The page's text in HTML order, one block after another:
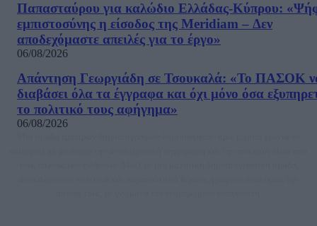
Παπασταύρου για καλώδιο Ελλάδας-Κύπρου:
εμπιστοσύνης η είσοδος της Meridiam – Δεν
αποδεχόμαστε απειλές για το έργο»
06/08/2026
Απάντηση Γεωργιάδη σε Τσουκαλά: «Το ΠΑΣΟΚ
διαβάσει όλα τα έγγραφα και όχι μόνο όσα
το πολιτικό τους αφήγημα»
06/08/2026